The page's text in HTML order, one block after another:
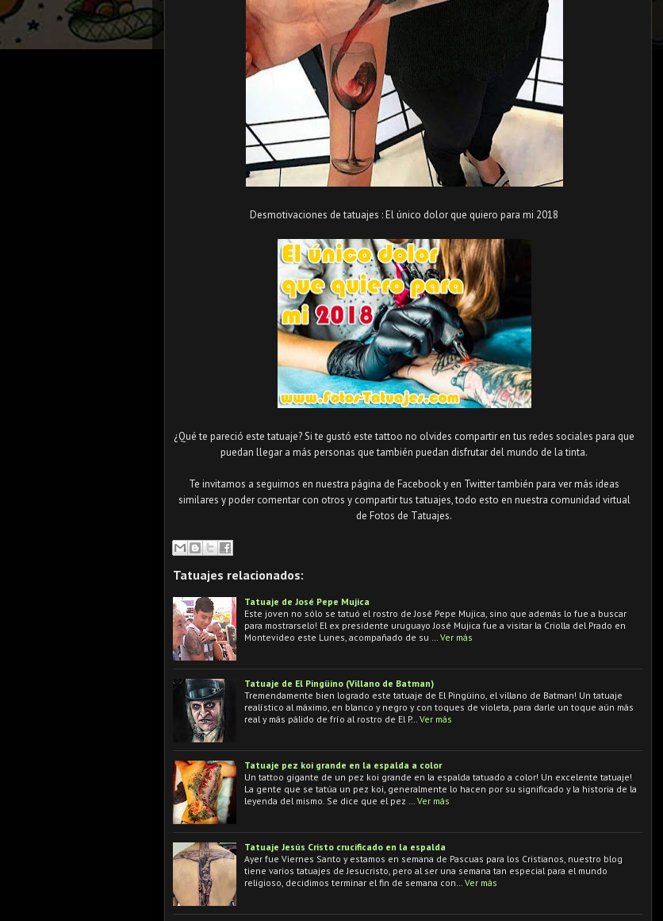
Desmotivaciones de tatuajes : El único dolor que quiero para mi 2018
¿Qué te pareció este tatuaje? Si te gustó este tattoo no olvides compartir en tus redes sociales para que
puedan llegar a más personas que también puedan disfrutar del mundo de la tinta.
Te invitamos a seguirnos en nuestra página de Facebook y en Twitter también para ver más ideas
similares y poder comentar con otros y compartir tus tatuajes, todo esto en nuestra comunidad virtual
de Fotos de Tatuajes.
Tatuajes relacionados:
Tatuaje de José Pepe Mujica
Este joven no sólo se tatuó el rostro de José Pepe Mujica, sino que además lo fue a buscar
para mostrarselo! El ex presidente uruguayo José Mujica fue a visitar la Criolla del Prado en
Montevideo este Lunes, acompañado de su …
Ver más
Tatuaje de El Pingüino (Villano de Batman)
Tremendamente bien logrado este tatuaje de El Pingüino, el villano de Batman! Un tatuaje
realístico al máximo, en blanco y negro y con toques de violeta, para darle un toque aún más
real y más pálido de frío al rostro de El P… Ver más
Tatuaje pez koi grande en la espalda a color
Un tattoo gigante de un pez koi grande en la espalda tatuado a color! Un excelente tatuaje!
La gente que se tatúa un pez koi, generalmente lo hacen por su significado y la historia de la
leyenda del mismo. Se dice que el pez …
Ver más
Tatuaje Jesús Cristo crucificado en la espalda
Ayer fue Viernes Santo y estamos en semana de Pascuas para los Cristianos, nuestro blog
tiene varios tatuajes de Jesucristo, pero al ser una semana tan especial para el mundo
religioso, decidimos terminar el fin de semana con…
Ver más